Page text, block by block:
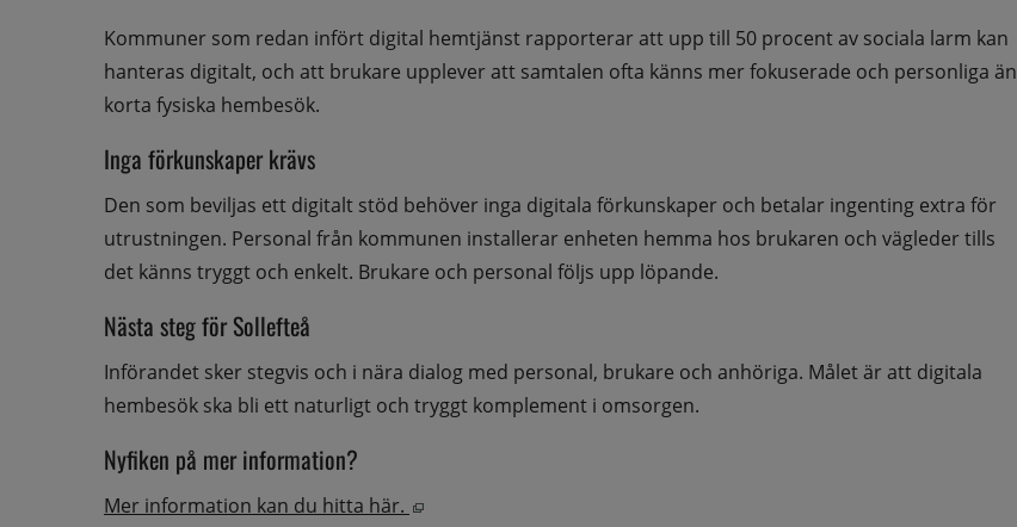
Kommuner som redan infört digital hemtjänst rapporterar att upp till 50 procent av sociala larm kan
hanteras digitalt, och att brukare upplever att samtalen ofta känns mer fokuserade och personliga än
korta fysiska hembesök.
Inga förkunskaper krävs
Den som beviljas ett digitalt stöd behöver inga digitala förkunskaper och betalar ingenting extra för
utrustningen. Personal från kommunen installerar enheten hemma hos brukaren och vägleder tills
det känns tryggt och enkelt. Brukare och personal följs upp löpande.
Nästa steg för Sollefteå
Införandet sker stegvis och i nära dialog med personal, brukare och anhöriga. Målet är att digitala
hembesök ska bli ett naturligt och tryggt komplement i omsorgen.
Nyfiken på mer information?
Mer information kan du hitta här.